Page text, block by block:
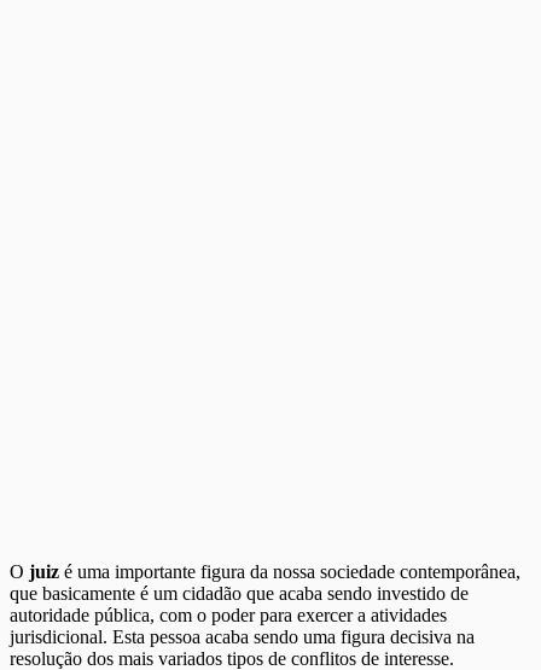
O juiz é uma importante figura da nossa sociedade contemporânea,
que basicamente é um cidadão que acaba sendo investido de
autoridade pública, com o poder para exercer a atividades
jurisdicional. Esta pessoa acaba sendo uma figura decisiva na
resolução dos mais variados tipos de conflitos de interesse.